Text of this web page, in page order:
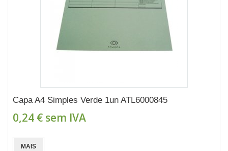
Capa A4 Simples Verde 1un ATL6000845
0,24 € sem IVA
MAIS